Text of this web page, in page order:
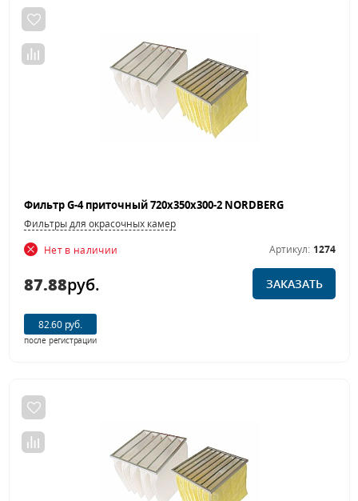
Фильтр G-4 приточный 720х350х300-2 NORDBERG
Фильтры для окрасочных камер
Нет в наличии
Артикул: 1274
87.88руб. ЗАКАЗАТЬ
82.60 руб.
после регистрации